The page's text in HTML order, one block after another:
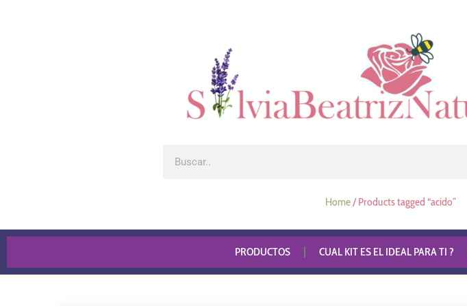
Home/ Products tagged “acido”
PRODUCTOS CUAL KIT ES EL IDEAL PARA TI ?